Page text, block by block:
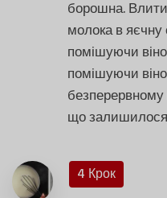
борошна. Влити
молока в яєчну
помішуючи
помішуючи
що
4 Крок